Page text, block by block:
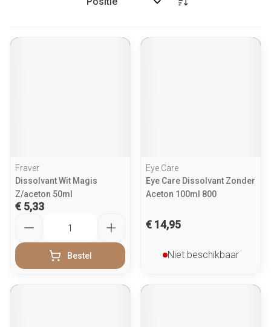
Sorteer op:
Fraver
Dissolvant Wit Magis
Z/aceton 50ml
€ 5,33
Bestel
Eye Care
Eye Care Dissolvant Zonder
Aceton 100ml 800
€ 14,95
Niet beschikbaar